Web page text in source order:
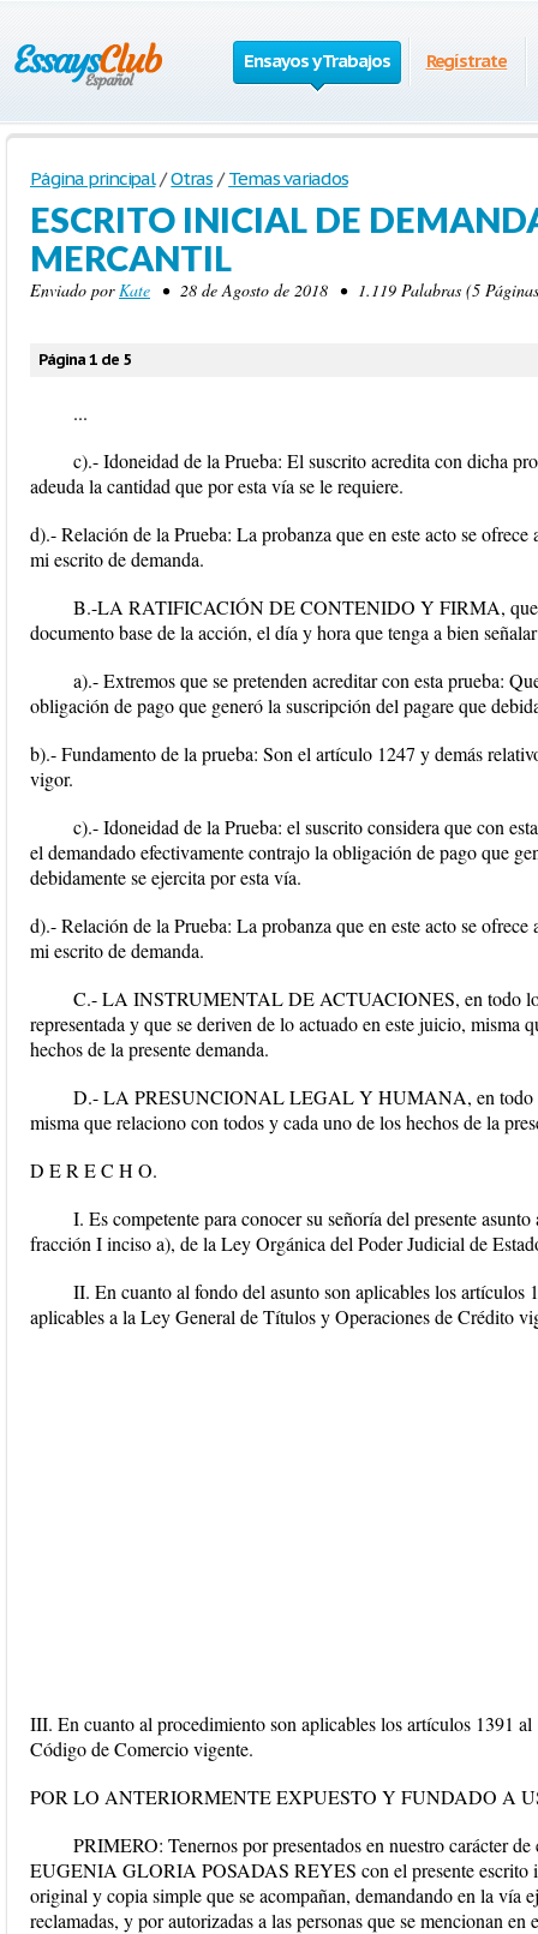
Ensayos y Trabajos Regístrate
Página principal / Otras / Temas variados
ESCRITO INICIAL DE
MERCANTIL
Enviado porKate • 28 de Agosto de 2018 • 1.119 Palabras (5
Página 1 de 5
...
c).- Idoneidad de la Prueba: El suscrito acredita con dicha
adeuda la cantidad que por esta vía se le requiere.
d).- Relación de la Prueba: La probanza que en este acto se
mi escrito de demanda.
B.-LA RATIFICACIÓN DE CONTENIDO Y FIRMA, que
documento base de la acción, el día y hora que tenga a bien
a).- Extremos que se pretenden acreditar con esta prueba:
obligación de pago que generó la suscripción del pagare que
b).- Fundamento de la prueba: Son el artículo 1247 y demás
vigor.
c).- Idoneidad de la Prueba: el suscrito considera que con
el demandado efectivamente contrajo la obligación de pago que
debidamente se ejercita por esta vía.
d).- Relación de la Prueba: La probanza que en este acto se
mi escrito de demanda.
C.- LA INSTRUMENTAL DE ACTUACIONES, en todo lo
representada y que se deriven de lo actuado en este juicio, misma
hechos de la presente demanda.
D.- LA PRESUNCIONAL LEGAL Y HUMANA, en todo lo
misma que relaciono con todos y cada uno de los hechos de la
D E R E C H O.
I. Es competente para conocer su señoría del presente
fracción I inciso a), de la Ley Orgánica del Poder Judicial de
II. En cuanto al fondo del asunto son aplicables los artículos
aplicables a la Ley General de Títulos y Operaciones de Crédito
III. En cuanto al procedimiento son aplicables los artículos 1391
Código de Comercio vigente.
POR LO ANTERIORMENTE EXPUESTO Y FUNDADO A
PRIMERO: Tenernos por presentados en nuestro carácter
EUGENIA GLORIA POSADAS REYES con el presente escrito
original y copia simple que se acompañan, demandando en la vía
reclamadas, y por autorizadas a las personas que se mencionan en